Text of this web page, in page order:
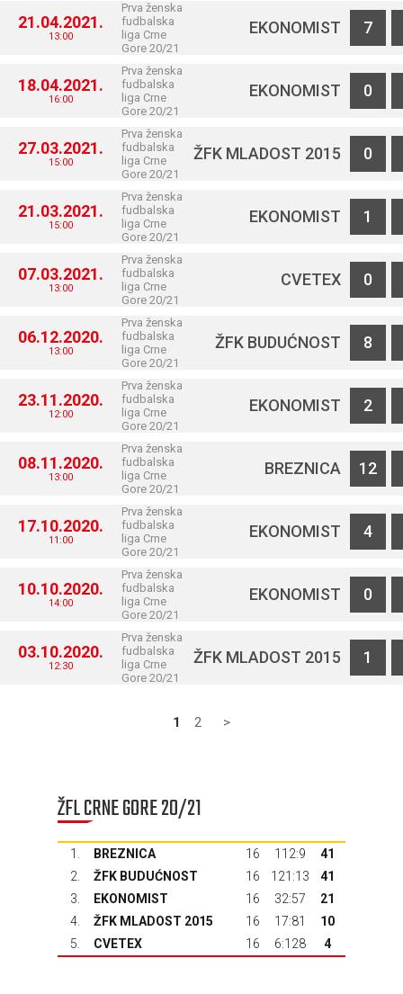
21.04.2021.
13:00
Prva ženska
fudbalska
liga Crne
Gore 20/21
EKONOMIST 7
18.04.2021.
16:00
Prva ženska
fudbalska
liga Crne
Gore 20/21
EKONOMIST 0
27.03.2021.
15:00
Prva ženska
fudbalska
liga Crne
Gore 20/21
ŽFK MLADOST 2015 0
21.03.2021.
15:00
Prva ženska
fudbalska
liga Crne
Gore 20/21
EKONOMIST 1
07.03.2021.
13:00
Prva ženska
fudbalska
liga Crne
Gore 20/21
CVETEX 0
06.12.2020.
13:00
Prva ženska
fudbalska
liga Crne
Gore 20/21
ŽFK BUDUĆNOST 8
23.11.2020.
12:00
Prva ženska
fudbalska
liga Crne
Gore 20/21
EKONOMIST 2
08.11.2020.
13:00
Prva ženska
fudbalska
liga Crne
Gore 20/21
BREZNICA 12
17.10.2020.
11:00
Prva ženska
fudbalska
liga Crne
Gore 20/21
EKONOMIST 4
10.10.2020.
14:00
Prva ženska
fudbalska
liga Crne
Gore 20/21
EKONOMIST 0
03.10.2020.
12:30
Prva ženska
fudbalska
liga Crne
Gore 20/21
ŽFK MLADOST 2015 1
1 2 >
ŽFL CRNE GORE 20/21
1. BREZNICA 16 112:9
41
2.
ŽFK BUDUĆNOST 16 121:13
41
3.
EKONOMIST 16 32:57
21
4.
ŽFK MLADOST 2015 16 17:81
10
5.
CVETEX 16 6:128 4